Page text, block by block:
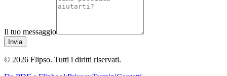
Il tuo messaggio
Invia
© 2026 Flipso. Tutti i diritti riservati.